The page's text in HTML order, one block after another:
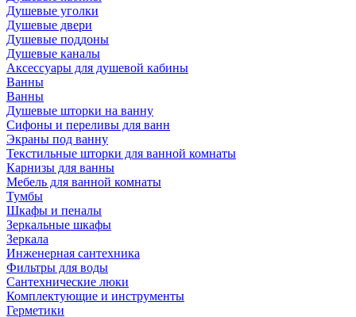
Душевые уголки
Душевые двери
Душевые поддоны
Душевые каналы
Аксессуары для душевой кабины
Ванны
Ванны
Душевые шторки на ванну
Сифоны и переливы для ванн
Экраны под ванну
Текстильные шторки для ванной комнаты
Карнизы для ванны
Мебель для ванной комнаты
Тумбы
Шкафы и пеналы
Зеркальные шкафы
Зеркала
Инженерная сантехника
Фильтры для воды
Сантехнические люки
Комплектующие и инструменты
Герметики